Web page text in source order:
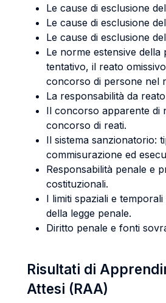
Le cause di esclusione
Le cause di esclusione
Le cause di esclusione
Le norme estensive della
tentativo, il reato
concorso di persone nel
La responsabilità da
Il concorso apparente di
concorso di reati.
Il sistema sanzionatorio:
commisurazione ed
Responsabilità penale e
costituzionali.
I limiti spaziali e temporali
della legge penale.
Diritto penale e fonti
Risultati di
Attesi (RAA)